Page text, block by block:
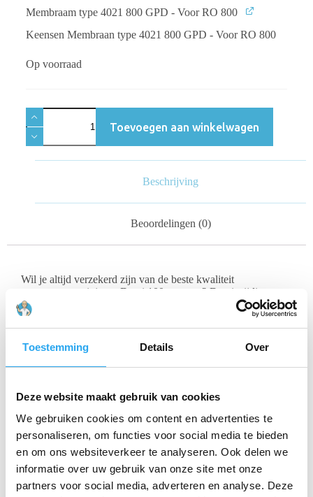
Toestemming Details Over
Deze website maakt gebruik van cookies
We gebruiken cookies om content en advertenties te
personaliseren, om functies voor social media te bieden
en om ons websiteverkeer te analyseren. Ook delen we
informatie over uw gebruik van onze site met onze
partners voor social media, adverteren en analyse. Deze
Membraam type 4021 800 GPD - Voor RO 800
Keensen Membraan type 4021 800 GPD - Voor RO 800
Op voorraad
Toevoegen aan winkelwagen
Beschrijving
Beoordelingen (0)
Wil je altijd verzekerd zijn van de beste kwaliteit
osmosewater uit jouw Demi 100 systeem? Dan is tijdig
onderhoud essentieel! Met de
Demi 100 Onderhoud Setben
je in één keer klaar voor een jaar lang zorgeloos genieten van
zuiver water.
membraan zorgt ervoor dat je systeem optimaal blijft
presteren en de hoogste kwaliteit osmosewater levert.
Voorkomt storingen:Verstopte of versleten filters
kunnen leiden tot storingen en verminderde
waterproductie.
Verlengt levensduur:
Goed onderhoud verlengt de
levensduur van je Demi 100 systeem.